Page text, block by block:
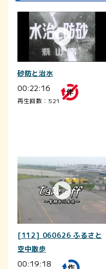
砂防と治水
00:22:16
再生回数：521
[112] 060626 ふるさと
空中散歩
00:19:18